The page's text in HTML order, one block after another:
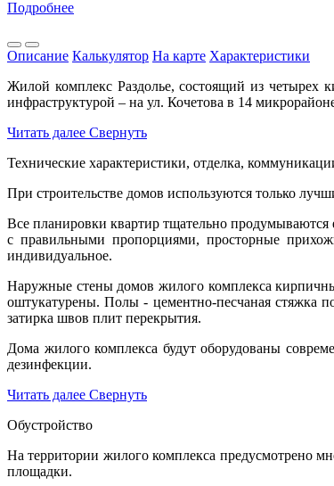
Подробнее
Описание Калькулятор На карте Характеристики
Жилой комплекс Раздолье, состоящий из
инфраструктурой – на ул. Кочетова в 14
Читать далее Свернуть
Технические характеристики, отделка,
При строительстве домов используются только
Все планировки квартир тщательно
с правильными пропорциями, просторные
индивидуальное.
Наружные стены домов жилого комплекса
оштукатурены. Полы - цементно-песчаная стяжка
затирка швов плит перекрытия.
Дома жилого комплекса будут оборудованы
дезинфекции.
Читать далее Свернуть
Обустройство
На территории жилого комплекса предусмотрено
площадки.